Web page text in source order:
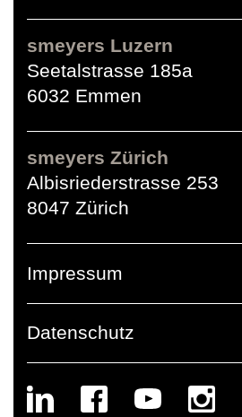
smeyers Luzern
Seetalstrasse 185a
6032 Emmen
smeyers Zürich
Albisriederstrasse 253
8047 Zürich
Impressum
Datenschutz